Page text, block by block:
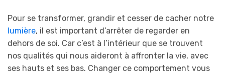
Pour se transformer, grandir et cesser de cacher notre
lumière, il est important d’arrêter de regarder en
dehors de soi. Car c’est à l’intérieur que se trouvent
nos qualités qui nous aideront à affronter la vie, avec
ses hauts et ses bas. Changer ce comportement vous